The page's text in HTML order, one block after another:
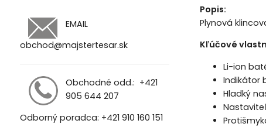
EMAIL
obchod@majstertesar.sk
Obchodné odd.: +421
905 644 207
Odborný poradca: +421 910 160 151
Popis:
Plynová
Kľúčové
Li-ion
Indikátor
Hladký